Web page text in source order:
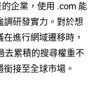
企業，使用 .com 能
調研發實力。對於想
進行網域遷移時，
去累積的搜尋權重不
接至全球市場。